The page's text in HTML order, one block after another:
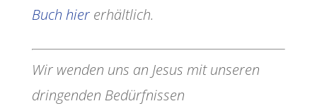
Buch hiererhältlich.
Wir wenden uns an Jesus mit unseren
dringenden Bedürfnissen